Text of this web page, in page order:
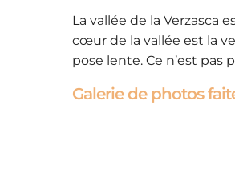
La vallée de la Verzasca
cœur de la vallée est la
pose lente. Ce n’est pas
Galerie de photos